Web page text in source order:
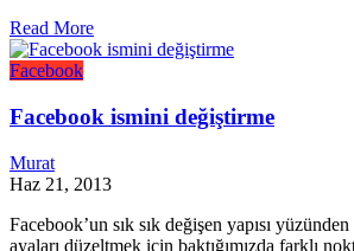
Read More
Facebook
Facebook ismini değiştirme
Murat
Haz 21, 2013
Facebook’un sık sık değişen yapısı yüzünden
ayaları düzeltmek için baktığımızda farklı